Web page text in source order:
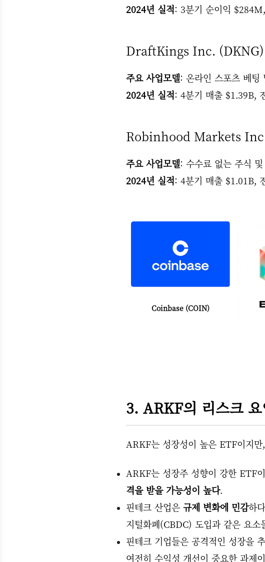
2024년 실적: 3분기 순이익
DraftKings Inc.
주요 사업모델: 온라인 스포츠 베팅
2024년 실적: 4분기 매출 $1.39B,
Robinhood Markets
주요 사업모델: 수수료 없는 주식
2024년 실적: 4분기 매출 $1.01B,
Coinbase (COIN)
3. ARKF의 리스크 요
ARKF는 성장성이 높은 ETF이지
ARKF는 성장주 성향이 강한 ETF
격을 받을 가능성이 높다.
핀테크 산업은 규제 변화에 민감하
지털화폐(CBDC) 도입과 같은 요
핀테크 기업들은 공격적인 성장을
여전히 수익성 개선이 중요한 과